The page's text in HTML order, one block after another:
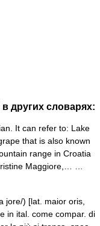
других словарях:
It can refer to: Lake
that is also known
range in Croatia
Maggiore,… …
) [lat. maior oris,
in ital. come compar. di